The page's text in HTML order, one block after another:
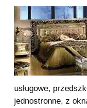
usługowe,
jednostronne, z